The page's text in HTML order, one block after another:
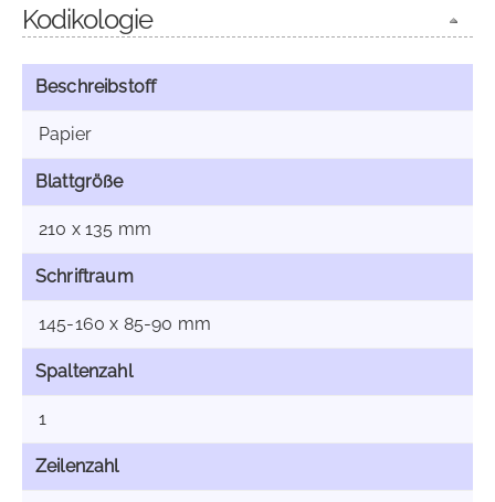
Kodikologie
Beschreibstoff
Papier
Blattgröße
210 x 135 mm
Schriftraum
145-160 x 85-90 mm
Spaltenzahl
1
Zeilenzahl